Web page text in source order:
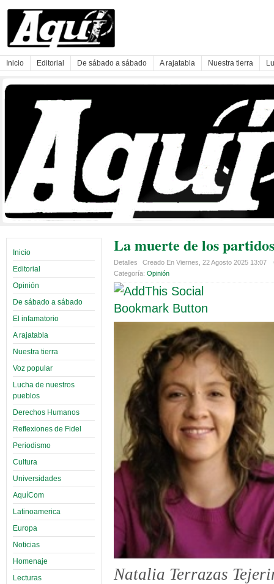
Inicio Editorial De sábado a sábado A rajatabla Nuestra tierra
Inicio
Editorial
Opinión
De sábado a sábado
El infamatorio
A rajatabla
Nuestra tierra
Voz popular
Lucha de nuestros
pueblos
Derechos Humanos
Reflexiones de Fidel
Periodismo
Cultura
Universidades
AquíCom
Latinoamerica
Europa
Noticias
Homenaje
Lecturas
La muerte de los
Detalles Creado En Viernes, 22 Agosto 2025 13:07
Categoría: Opinión
Natalia Terrazas